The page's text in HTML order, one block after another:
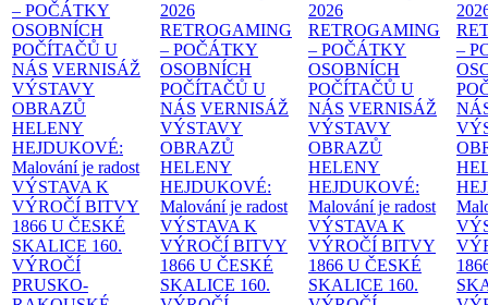
– POČÁTKY
OSOBNÍCH
POČÍTAČŮ U
NÁS VERNISÁŽ
VÝSTAVY
OBRAZŮ
HELENY
HEJDUKOVÉ:
Malování je radost
VÝSTAVA K
VÝROČÍ BITVY
1866 U ČESKÉ
SKALICE 160.
VÝROČÍ
PRUSKO-
2026
RETROGAMING
– POČÁTKY
OSOBNÍCH
POČÍTAČŮ U
NÁS VERNISÁŽ
VÝSTAVY
OBRAZŮ
HELENY
HEJDUKOVÉ:
Malování je radost
VÝSTAVA K
VÝROČÍ BITVY
1866 U ČESKÉ
SKALICE 160.
2026
RETROGAMING
– POČÁTKY
OSOBNÍCH
POČÍTAČŮ U
NÁS VERNISÁŽ
VÝSTAVY
OBRAZŮ
HELENY
HEJDUKOVÉ:
Malování je radost
VÝSTAVA K
VÝROČÍ BITVY
1866 U ČESKÉ
SKALICE 160.
–